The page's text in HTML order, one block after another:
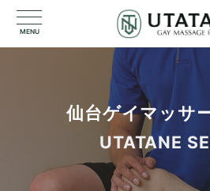
MENU
仙台ゲイマッサ
UTATANE